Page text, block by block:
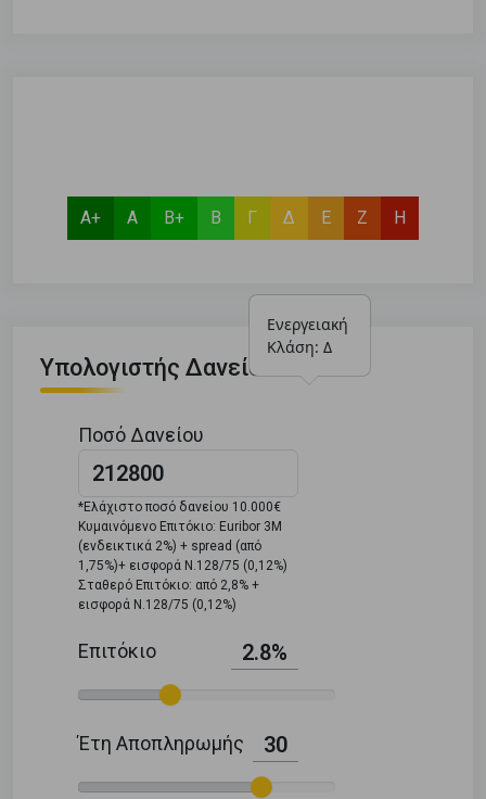
Α+ Α Β+ Β Γ Δ
Ενεργειακή
Κλάση: Δ
Ε Ζ Η
Υπολογιστής Δανείου
Ποσό Δανείου
*Ελάχιστο ποσό δανείου 10.000€
Κυμαινόμενο Επιτόκιο: Euribor 3M
(ενδεικτικά 2%) + spread (από
1,75%)+ εισφορά Ν.128/75 (0,12%)
Σταθερό Επιτόκιο: από 2,8% +
εισφορά Ν.128/75 (0,12%)
Επιτόκιο 2.8%
Έτη Αποπληρωμής 30